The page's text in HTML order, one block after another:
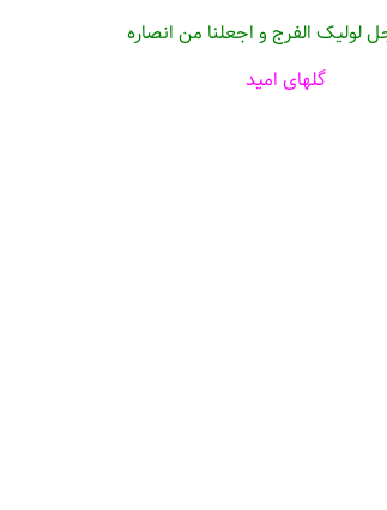
لولیک الفرج و اجعلنا من انصاره
گلهای امید